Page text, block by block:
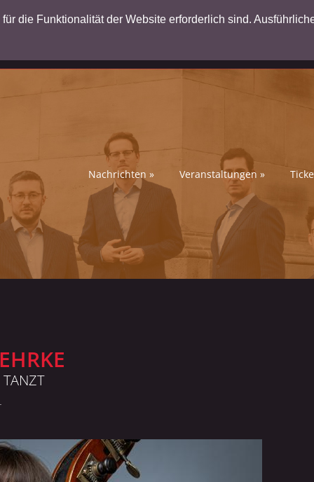
die Funktionalität der Website erforderlich sind.
Nachrichten » Veranstaltungen »